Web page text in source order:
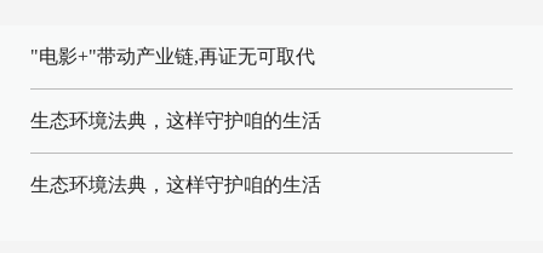
"电影+"带动产业链,再证无可取代
生态环境法典，这样守护咱的生活
生态环境法典，这样守护咱的生活